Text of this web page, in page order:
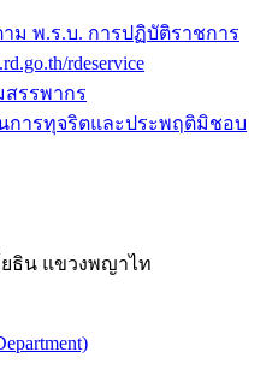
ม พ.ร.บ. การปฏิบัติราชการ
rdeservice
สรรพากร
นการทุจริตและประพฤติมิชอบ
ธิน แขวงพญาไท